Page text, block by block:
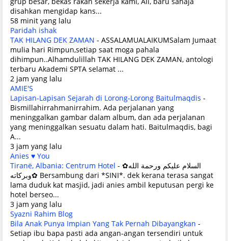
disahkan mengidap kans...
58 minit yang lalu
Paridah ishak
TAK HILANG DEK ZAMAN - ASSALAMUALAIKUMSalam Jumaat
mulia hari Rimpun,setiap saat moga pahala
dihimpun..Alhamdulillah TAK HILANG DEK ZAMAN, antologi
terbaru Akademi SPTA selamat ...
2 jam yang lalu
AMIE'S
Lapisan-Lapisan Sejarah di Lorong-Lorong Baitulmaqdis -
Bismillahirrahmanirrahim. Ada perjalanan yang
meninggalkan gambar dalam album, dan ada perjalanan
yang meninggalkan sesuatu dalam hati. Baitulmaqdis, bagi
A...
3 jam yang lalu
Anies ♥ You
Tiranë, Albania: Centrum Hotel - ✿السلام عليكم ورحمة الله
وبركاته✿ Bersambung dari *SINI*. dek kerana terasa sangat
lama duduk kat masjid, jadi anies ambil keputusan pergi ke
hotel berseo...
3 jam yang lalu
Syazni Rahim Blog
Bila Anak Punya Impian Yang Tak Pernah Dibayangkan -
Setiap ibu bapa pasti ada angan-angan tersendiri untuk